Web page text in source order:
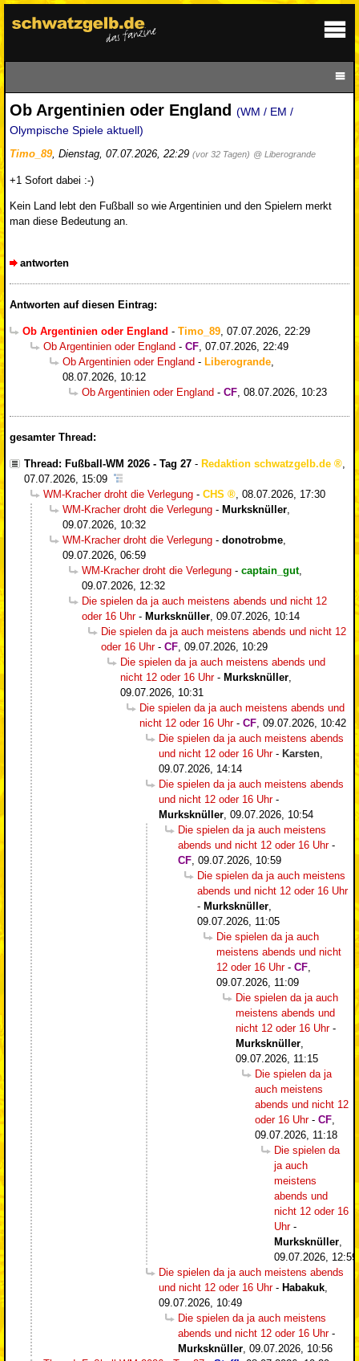
Ob Argentinien oder England (WM / EM /
Olympische Spiele aktuell)
Timo_89, Dienstag, 07.07.2026, 22:29 (vor 32 Tagen) @ Liberogrande
+1 Sofort dabei :-)
Kein Land lebt den Fußball so wie Argentinien und den Spielern merkt
man diese Bedeutung an.
antworten
Antworten auf diesen Eintrag:
Ob Argentinien oder England - Timo_89, 07.07.2026, 22:29
Ob Argentinien oder England - CF, 07.07.2026, 22:49
Ob Argentinien oder England - Liberogrande,
08.07.2026, 10:12
Ob Argentinien oder England - CF, 08.07.2026, 10:23
gesamter Thread:
Thread: Fußball-WM 2026 - Tag 27 - Redaktion schwatzgelb.de
07.07.2026, 15:09
WM-Kracher droht die Verlegung - CHS
08.07.2026, 17:30
WM-Kracher droht die Verlegung - Murksknüller
09.07.2026, 10:32
WM-Kracher droht die Verlegung - donotrobme
09.07.2026, 06:59
WM-Kracher droht die Verlegung - captain_gut,
09.07.2026, 12:32
Die spielen da ja auch meistens abends und nicht 12
oder 16 Uhr- Murksknüller 09.07.2026, 10:14
Die spielen da ja auch meistens abends und nicht 12
oder 16 Uhr- CF 09.07.2026, 10:29
Die spielen da ja auch meistens abends und
nicht 12 oder 16 Uhr- Murksknüller
09.07.2026, 10:31
Die spielen da ja auch meistens abends und
nicht 12 oder 16 Uhr- CF 09.07.2026, 10:42
Die spielen da ja auch meistens abends
und nicht 12 oder 16 Uhr- Karsten
09.07.2026, 14:14
Die spielen da ja auch meistens abends
und nicht 12 oder 16 Uhr-
Murksknüller 09.07.2026, 10:54
Die spielen da ja auch meistens
abends und nicht 12 oder 16 Uhr-
CF 09.07.2026, 10:59
Die spielen da ja auch meistens
abends und nicht 12 oder 16 Uhr
- Murksknüller
09.07.2026, 11:05
Die spielen da ja auch
meistens abends und nicht
12 oder 16 Uhr- CF
09.07.2026, 11:09
Die spielen da ja auch
meistens abends und
nicht 12 oder 16 Uhr-
Murksknüller
09.07.2026, 11:15
Die spielen da ja
auch meistens
abends und nicht 12
oder 16 Uhr- CF
09.07.2026, 11:18
Die spielen da
ja auch
meistens
abends und
nicht 12 oder 16
Uhr-
Murksknüller
09.07.2026, 12:59
Die spielen da ja auch meistens abends
und nicht 12 oder 16 Uhr- Habakuk
09.07.2026, 10:49
Die spielen da ja auch meistens
abends und nicht 12 oder 16 Uhr-
Murksknüller 09.07.2026, 10:56